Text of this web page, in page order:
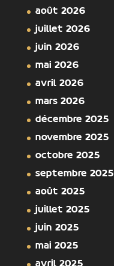
août 2026
juillet 2026
juin 2026
mai 2026
avril 2026
mars 2026
décembre 2025
novembre 2025
octobre 2025
septembre 2025
août 2025
juillet 2025
juin 2025
mai 2025
avril 2025